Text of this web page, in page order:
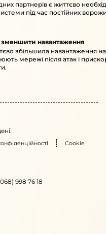
партнерів є життєво
під час постійних
зменшити навантаження
збільшила навантаження
мережі після атак і
Cookie
998 76 18